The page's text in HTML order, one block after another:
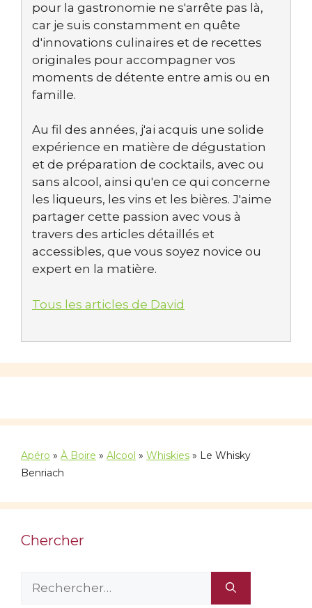
pour la gastronomie ne s'arrête pas là,
car je suis constamment en quête
d'innovations culinaires et de recettes
originales pour accompagner vos
moments de détente entre amis ou en
famille.
Au fil des années, j'ai acquis une solide
expérience en matière de dégustation
et de préparation de cocktails, avec ou
sans alcool, ainsi qu'en ce qui concerne
les liqueurs, les vins et les bières. J'aime
partager cette passion avec vous à
travers des articles détaillés et
accessibles, que vous soyez novice ou
expert en la matière.
Tous les articles de David
Apéro » À Boire » Alcool » Whiskies » Le Whisky
Benriach
Chercher
Rechercher :